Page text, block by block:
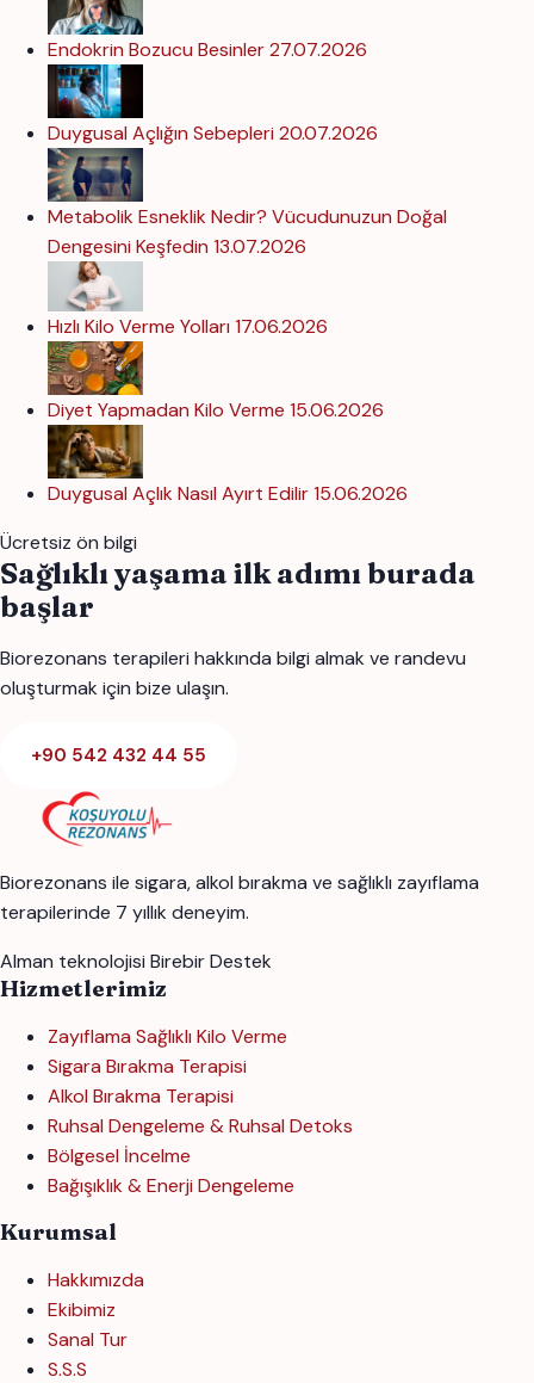
Endokrin Bozucu Besinler27.07.2026
Duygusal Açlığın Sebepleri 20.07.2026
Metabolik Esneklik Nedir? Vücudunuzun Doğal
Dengesini Keşfedin 13.07.2026
Hızlı Kilo Verme Yolları 17.06.2026
Diyet Yapmadan Kilo Verme 15.06.2026
Duygusal Açlık Nasıl Ayırt Edilir15.06.2026
Ücretsiz ön bilgi
Sağlıklı yaşama ilk adımı burada
başlar
Biorezonans terapileri hakkında bilgi almak ve randevu
oluşturmak için bize ulaşın.
+90 542 432 44 55
Biorezonans ile sigara, alkol bırakma ve sağlıklı zayıflama
terapilerinde 7 yıllık deneyim.
Alman teknolojisi Birebir Destek
Hizmetlerimiz
Zayıflama Sağlıklı Kilo Verme
Sigara Bırakma Terapisi
Alkol Bırakma Terapisi
Ruhsal Dengeleme & Ruhsal Detoks
Bölgesel İncelme
Bağışıklık & Enerji Dengeleme
Kurumsal
Hakkımızda
Ekibimiz
Sanal Tur
S.S.S